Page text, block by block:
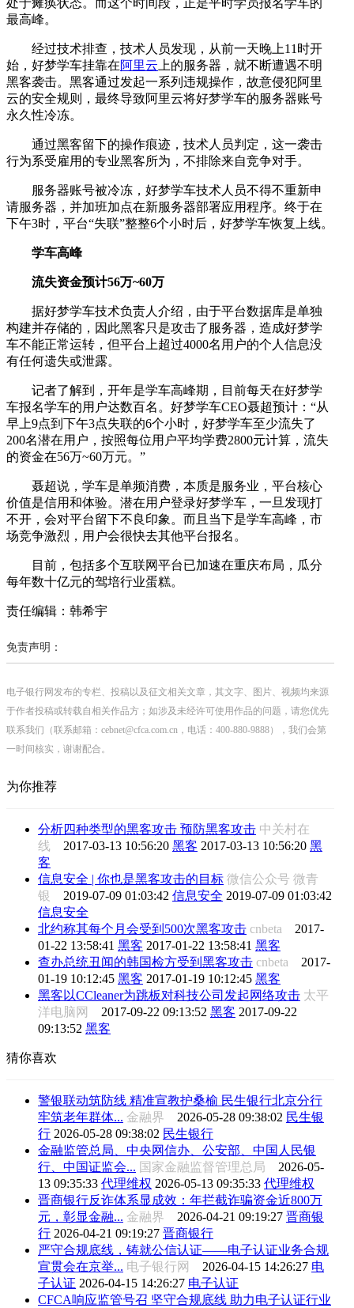
最高峰。
经过技术排查，技术人员发现，从前一天晚上11时开
始，好梦学车挂靠在阿里云 上的服务器，就不断遭遇不明
黑客袭击。黑客通过发起一系列违规操作，故意侵犯阿里
云的安全规则，最终导致阿里云将好梦学车的服务器账号
永久性冷冻。
通过黑客留下的操作痕迹，技术人员判定，这一袭击
行为系受雇用的专业黑客所为，不排除来自竞争对手。
服务器账号被冷冻，好梦学车技术人员不得不重新申
请服务器，并加班加点在新服务器部署应用程序。终于在
下午3时，平台“失联”整整6个小时后，好梦学车恢复上线。
学车高峰
流失资金预计56万~60万
据好梦学车技术负责人介绍，由于平台数据库是单独
构建并存储的，因此黑客只是攻击了服务器，造成好梦学
车不能正常运转，但平台上超过4000名用户的个人信息没
有任何遗失或泄露。
记者了解到，开年是学车高峰期，目前每天在好梦学
车报名学车的用户达数百名。好梦学车CEO聂超预计：“从
早上9点到下午3点失联的6个小时，好梦学车至少流失了
200名潜在用户，按照每位用户平均学费2800元计算，流失
的资金在56万~60万元。”
聂超说，学车是单频消费，本质是服务业，平台核心
价值是信用和体验。潜在用户登录好梦学车，一旦发现打
不开，会对平台留下不良印象。而且当下是学车高峰，市
场竞争激烈，用户会很快去其他平台报名。
目前，包括多个互联网平台已加速在重庆布局，瓜分
每年数十亿元的驾培行业蛋糕。
责任编辑：韩希宇
免责声明：
电子银行网发布的专栏、投稿以及征文相关文章，其文字、图片、视频均来源
于作者投稿或转载自相关作品方；如涉及未经许可使用作品的问题，请您优先
联系我们（联系邮箱：cebnet@cfca.com.cn，电话：400-880-9888），我们会第
一时间核实，谢谢配合。
为你推荐
分析四种类型的黑客攻击 预防黑客攻击 中关村在
线 2017-03-13 10:56:20 黑客 2017-03-13 10:56:20 黑
客
信息安全 | 你也是黑客攻击的目标 微信公众号 微青
银 2019-07-09 01:03:42 信息安全 2019-07-09 01:03:42
信息安全
北约称其每个月会受到500次黑客攻击 cnbeta 2017-
01-22 13:58:41 黑客 2017-01-22 13:58:41 黑客
查办总统丑闻的韩国检方受到黑客攻击 cnbeta 2017-
01-19 10:12:45 黑客 2017-01-19 10:12:45 黑客
黑客以CCleaner为跳板对科技公司发起网络攻击 太平
洋电脑网 2017-09-22 09:13:52 黑客 2017-09-22
09:13:52 黑客
猜你喜欢
警银联动筑防线 精准宣教护桑榆 民生银行北京分行
牢筑老年群体... 金融界 2026-05-28 09:38:02 民生银
行 2026-05-28 09:38:02 民生银行
金融监管总局、中央网信办、公安部、中国人民银
行、中国证监会... 国家金融监督管理总局 2026-05-
13 09:35:33 代理维权 2026-05-13 09:35:33 代理维权
晋商银行反诈体系显成效：年拦截诈骗资金近800万
元，彰显金融... 金融界 2026-04-21 09:19:27 晋商银
行 2026-04-21 09:19:27 晋商银行
严守合规底线，铸就公信认证——电子认证业务合规
宣贯会在京举... 电子银行网 2026-04-15 14:26:27 电
子认证 2026-04-15 14:26:27 电子认证
CFCA响应监管号召 坚守合规底线 助力电子认证行业